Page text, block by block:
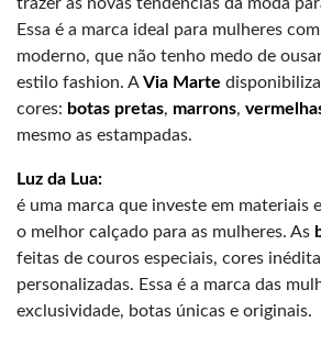
Essa é a marca ideal para mulheres
moderno, que não tenho medo de
estilo fashion. AVia Marte
cores: botas pretas, marrons,
mesmo as estampadas.
Luz da Lua:
é uma marca que investe em materiais
o melhor calçado para as mulheres. As
feitas de couros especiais, cores
personalizadas. Essa é a marca das
exclusividade, botas únicas e originais.